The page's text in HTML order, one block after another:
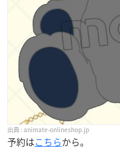
animate-onlineshop.jp
予約はこちらから。